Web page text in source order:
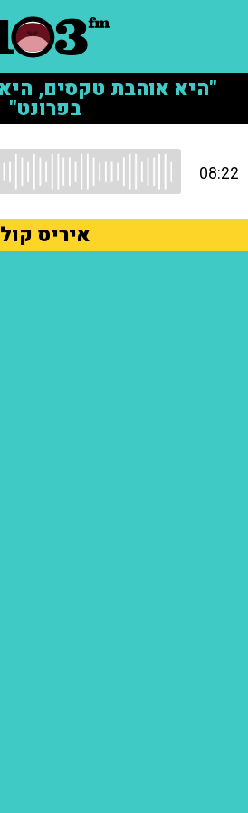
"היא אוהבת טקסים,
בפרונט"
08:22
איריס קול